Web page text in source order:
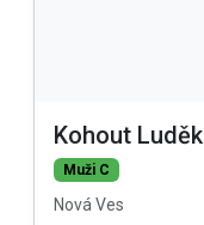
Kohout Luděk
Muži C
Nová Ves